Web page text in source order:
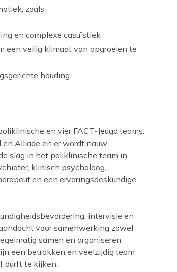
zoals
en complexe casuïstiek
een veilig klimaat van opgroeien te
houding
en vier FACT-Jeugd teams.
en Alliade en er wordt nauw
slag in het poliklinische team in
klinisch psycholoog,
en een ervaringsdeskundige
intervisie en
voor samenwerking zowel
samen en organiseren
een betrokken en veelzijdig team
durft te kijken.